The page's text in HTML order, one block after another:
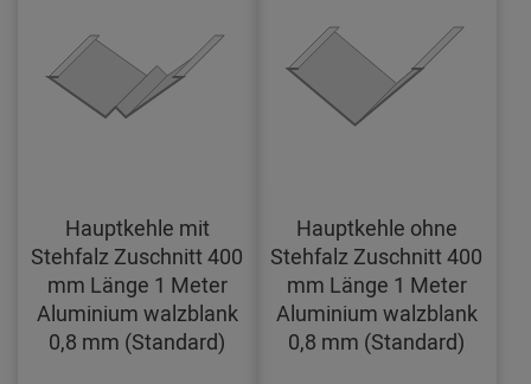
Hauptkehle mit
Stehfalz Zuschnitt 400
mm Länge 1 Meter
Aluminium walzblank
0,8 mm (Standard)
Hauptkehle ohne
Stehfalz Zuschnitt 400
mm Länge 1 Meter
Aluminium walzblank
0,8 mm (Standard)